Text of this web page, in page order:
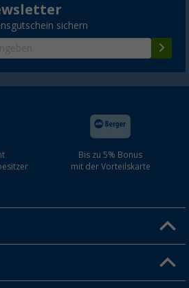
sichern
Bis zu 5% Bonus
mit der Vorteilskarte